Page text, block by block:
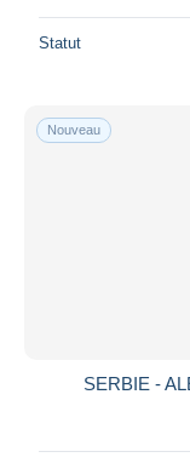
Statut
Nouveau
SERBIE -